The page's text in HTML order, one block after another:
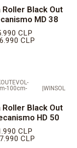
EN MAIPO,
Y
COTIZAR
Roller Black Out
MD 38
CLP
CLP
100cm-
|WINSOL
Roller Black Out
HD 50
CLP
CLP